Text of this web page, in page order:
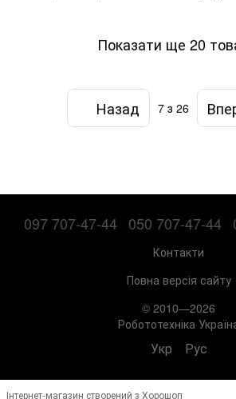
Показати ще 20
Назад 7 з 26
097 707-47-44 050 707-47-44
Контакти
Повна версія сайту
© 2010—2026
Робототехніка
Укр Рус
Інтернет-магазин створений з Хорошоп